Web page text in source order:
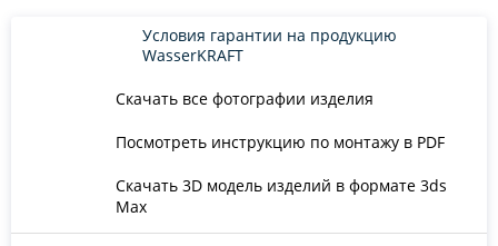
Скачать все фотографии изделия
Посмотреть инструкцию по монтажу в PDF
Скачать 3D модель изделий в формате 3ds
Max
Условия гарантии на продукцию
WasserKRAFT